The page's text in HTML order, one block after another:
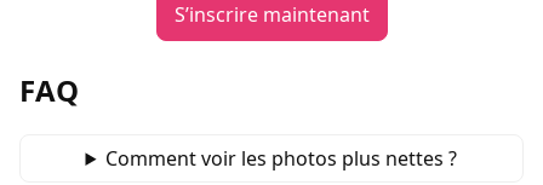
S’inscrire maintenant
FAQ
Comment voir les photos plus nettes ?